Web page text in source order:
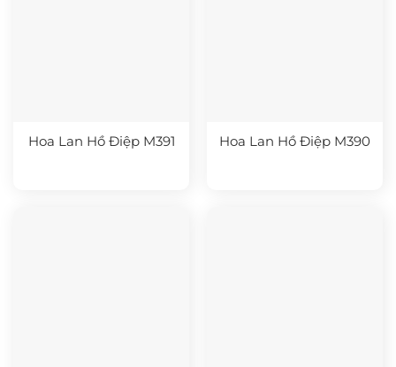
Hoa Lan Hồ Điệp M391 Hoa Lan Hồ Điệp M390